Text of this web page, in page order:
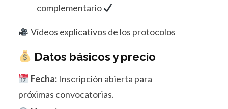
complementario
Vídeos explicativos de los protocolos
Datos básicos y precio
Fecha:Inscripción abierta para
próximas convocatorias.